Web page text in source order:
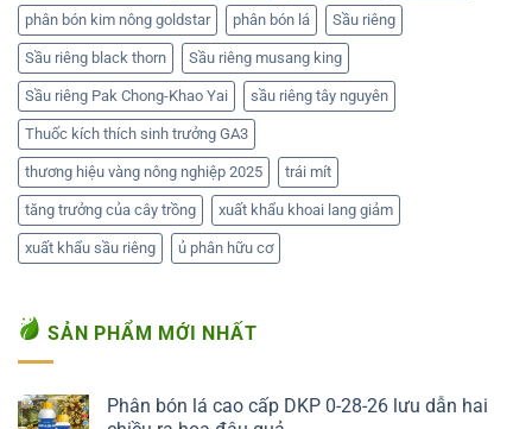
phân bón kim nông goldstar phân bón lá Sầu riêng
Sầu riêng black thorn Sầu riêng musang king
Sầu riêng Pak Chong-Khao Yai sầu riêng tây nguyên
Thuốc kích thích sinh trưởng GA3
thương hiệu vàng nông nghiệp 2025 trái mít
tăng trưởng của cây trồng xuất khẩu khoai lang giảm
xuất khẩu sầu riêng ủ phân hữu cơ
SẢN PHẨM MỚI NHẤT
Phân bón lá cao cấp DKP 0-28-26 lưu dẫn hai